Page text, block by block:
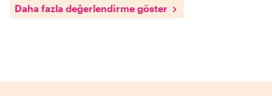
Daha fazla değerlendirme göster